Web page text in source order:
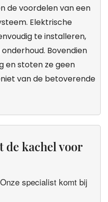
de voordelen van een
Elektrische
te installeren,
Bovendien
en stoten ze geen
van de betoverende
de kachel voor
specialist komt bij